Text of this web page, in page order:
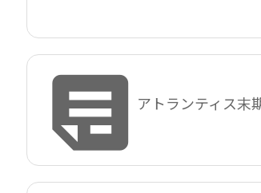
アトランティス末